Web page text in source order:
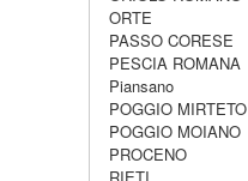
ORTE
PASSO CORESE
PESCIA ROMANA
Piansano
POGGIO MIRTETO
POGGIO MOIANO
PROCENO